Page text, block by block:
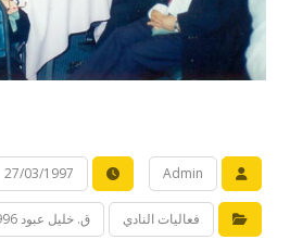
Admin
27/03/1997
فعاليات النادي ق. خليل عبود 1996 - 1997